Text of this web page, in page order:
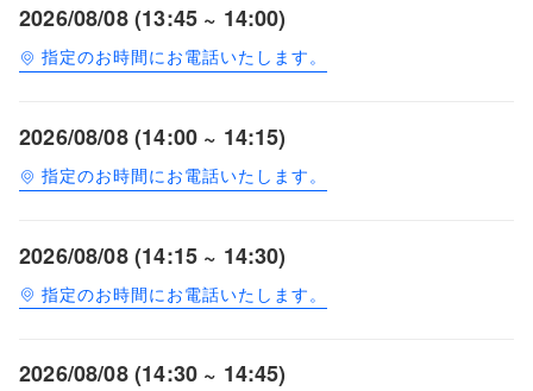
2026/08/08 (13:45 ~ 14:00)
指定のお時間にお電話いたします。
2026/08/08 (14:00 ~ 14:15)
指定のお時間にお電話いたします。
2026/08/08 (14:15 ~ 14:30)
指定のお時間にお電話いたします。
2026/08/08 (14:30 ~ 14:45)